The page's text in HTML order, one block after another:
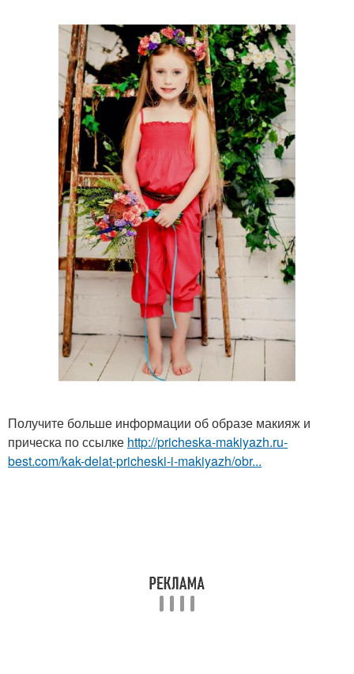
Получите больше информации об образе макияж и
прическа по ссылке http://pricheska-makiyazh.ru-
best.com/kak-delat-pricheski-i-makiyazh/obr...